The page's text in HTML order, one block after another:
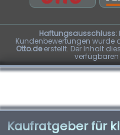
Haftungsausschluss:
Kundenbewertungen wurde
Otto.deerstellt. Der Inhalt
verfügbaren
Kaufratgeber für